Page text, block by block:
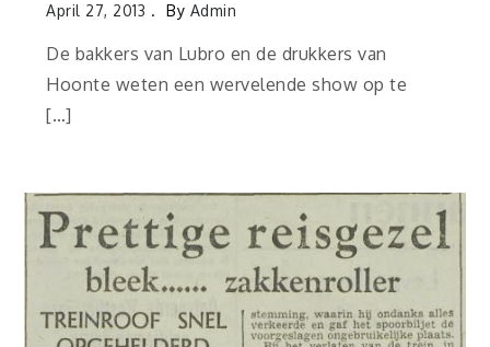
April 27, 2013 By Admin
De bakkers van Lubro en de drukkers van
Hoonte weten een wervelende show op te
[…]